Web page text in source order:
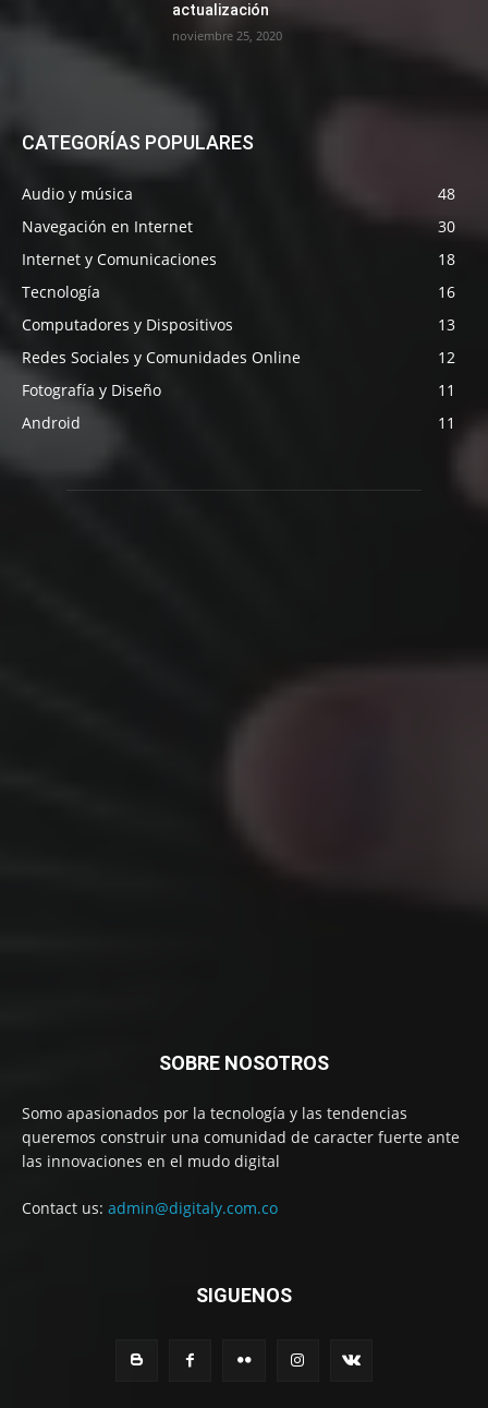
actualización
noviembre 25, 2020
CATEGORÍAS POPULARES
Audio y música
48
Navegación en Internet
30
Internet y Comunicaciones
18
Tecnología
16
Computadores y Dispositivos
13
Redes Sociales y Comunidades Online
12
Fotografía y Diseño
11
Android
11
SOBRE NOSOTROS
Somo apasionados por la tecnología y las tendencias
queremos construir una comunidad de caracter fuerte ante
las innovaciones en el mudo digital
Contact us: admin@digitaly.com.co
SIGUENOS